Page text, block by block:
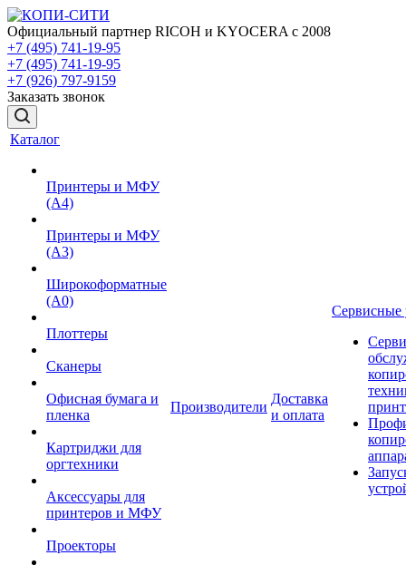
Официальный партнер RICOH и KYOCERA с 2008
+7 (495) 741-19-95
+7 (495) 741-19-95
+7 (926) 797-9159
Заказать звонок
Каталог
Принтеры и МФУ
(А4)
Принтеры и МФУ
(А3)
Широкоформатные
(А0)
Плоттеры
Сканеры
Офисная бумага и
пленка
Картриджи для
оргтехники
Аксессуары для
принтеров и МФУ
Проекторы
Производители
Доставка
и оплата
Сервисные